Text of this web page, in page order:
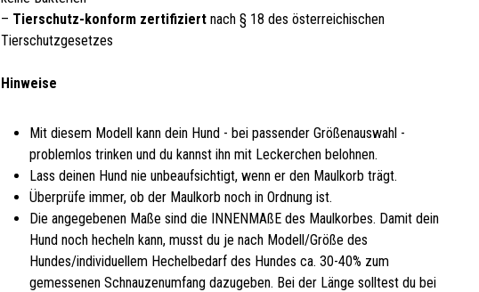
– Tierschutz-konform zertifiziert nach § 18 des österreichischen
Tierschutzgesetzes
Hinweise
Mit diesem Modell kann dein Hund - bei passender Größenauswahl -
problemlos trinken und du kannst ihn mit Leckerchen belohnen.
Lass deinen Hund nie unbeaufsichtigt, wenn er den Maulkorb trägt.
Überprüfe immer, ob der Maulkorb noch in Ordnung ist.
Die angegebenen Maße sind die INNENMAßE des Maulkorbes. Damit dein
Hund noch hecheln kann, musst du je nach Modell/Größe des
Hundes/individuellem Hechelbedarf des Hundes ca. 30-40% zum
gemessenen Schnauzenumfang dazugeben. Bei der Länge solltest du bei